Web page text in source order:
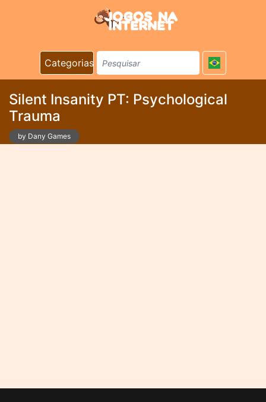
Categorias
Silent Insanity PT: Psychological
Trauma
by Dany Games